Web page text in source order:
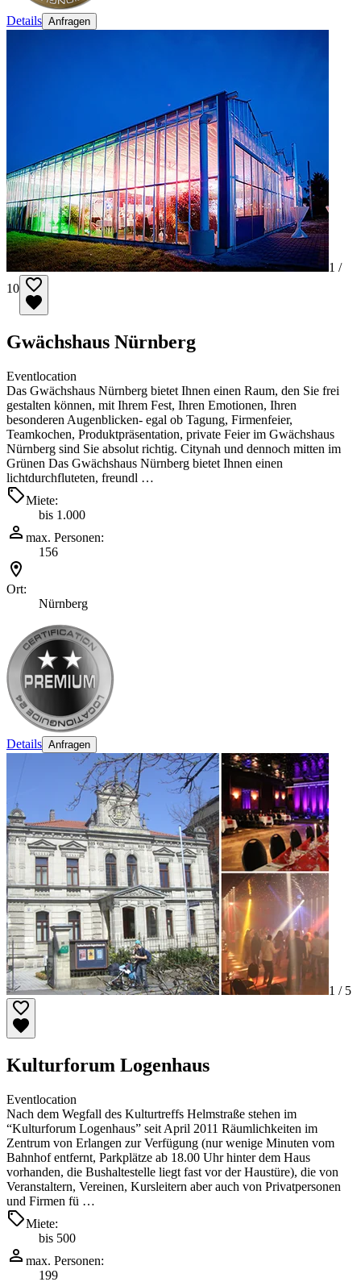
Details Anfragen
1 /
10
Gwächshaus Nürnberg
Eventlocation
Das Gwächshaus Nürnberg bietet Ihnen einen Raum, den Sie frei
gestalten können, mit Ihrem Fest, Ihren Emotionen, Ihren
besonderen Augenblicken- egal ob Tagung, Firmenfeier,
Teamkochen, Produktpräsentation, private Feier im Gwächshaus
Nürnberg sind Sie absolut richtig. Citynah und dennoch mitten im
Grünen Das Gwächshaus Nürnberg bietet Ihnen einen
lichtdurchfluteten, freundl …
Miete:
bis 1.000
max. Personen:
156
Ort:
Nürnberg
Details Anfragen
1 / 5
Kulturforum Logenhaus
Eventlocation
Nach dem Wegfall des Kulturtreffs Helmstraße stehen im
“Kulturforum Logenhaus” seit April 2011 Räumlichkeiten im
Zentrum von Erlangen zur Verfügung (nur wenige Minuten vom
Bahnhof entfernt, Parkplätze ab 18.00 Uhr hinter dem Haus
vorhanden, die Bushaltestelle liegt fast vor der Haustüre), die von
Veranstaltern, Vereinen, Kursleitern aber auch von Privatpersonen
und Firmen fü …
Miete:
bis 500
max. Personen:
199